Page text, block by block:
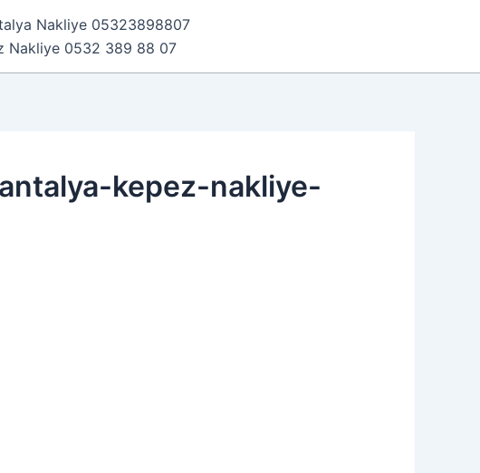
Nakliye 05323898807
Nakliye 0532 389 88 07
kepez-nakliye-